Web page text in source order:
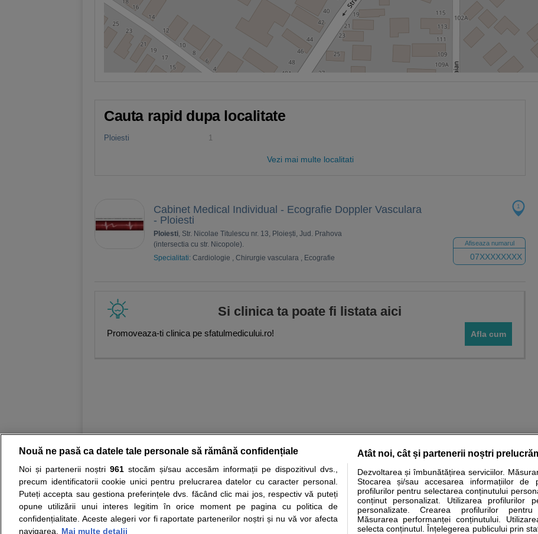
Cauta rapid dupa localitate
Ploiesti 1
Vezi mai multe localitati
Cabinet Medical Individual - Ecografie Doppler Vasculara
- Ploiesti
Ploiesti, Str. Nicolae Titulescu nr. 13, Ploiești, Jud. Prahova
(intersectia cu str. Nicopole).
Specialitati: Cardiologie , Chirurgie vasculara , Ecografie
Afiseaza numarul
07XXXXXXXX
1
Si clinica ta poate fi listata aici
Promoveaza-ti clinica pe sfatulmedicului.ro! Afla cum
Resurse: Autoevaluare simptome Interpretare analize Specialitati medicale Boli si afectiuni Calculatoare
Opiniile avizate ale medicilor, sfaturile si orice alte informatii despre sanatate disponibile pe sfatulmedicului.ro au scop informativ si
nici diagnosticul stabilit in urma investigatiilor si analizelor medicale. Va sfatuim, ca pe langa informatia primita pe sfatulmedicului.ro sa
ii punem la dispozitie pentru programare in sistemul de programari la medic Clickmed.
Nouă ne pasă ca datele tale personale să rămână confidențiale
Noi și partenerii noștri 961stocăm și/sau accesăm informații pe dispozitivul dvs.,
precum identificatorii cookie unici pentru prelucrarea datelor cu caracter personal.
Puteți accepta sau gestiona preferințele dvs. făcând clic mai jos, respectiv vă puteți
opune utilizării unui interes legitim în orice moment pe pagina cu politica de
confidențialitate. Aceste alegeri vor fi raportate partenerilor noștri și nu vă vor afecta
navigarea.
Mai multe detalii
Atât noi, cât și partenerii noștri
Dezvoltarea și îmbunătățirea serviciilor.
Stocarea și/sau accesarea informațiilor de
profilurilor pentru selectarea conținutului
conținut personalizat. Utilizarea profilurilor
personalizate. Crearea profilurilor pentru
Măsurarea performanței conținutului.
selecta conținutul. Înțelegerea publicului prin